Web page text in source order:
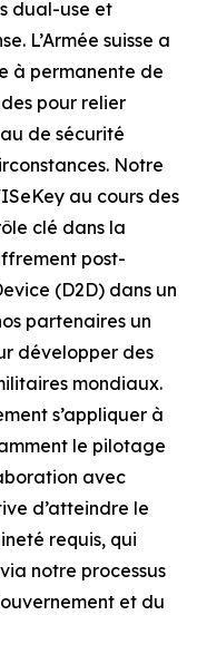
dual-use et
L’Armée suisse a
à permanente de
pour relier
de sécurité
Notre
au cours des
clé dans la
post-
(D2D) dans un
partenaires un
développer des
mondiaux.
s’appliquer à
le pilotage
avec
d’atteindre le
requis, qui
notre processus
et du